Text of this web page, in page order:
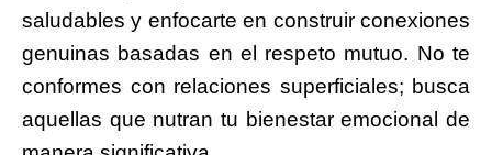
saludables y enfocarte en construir conexiones
genuinas basadas en el respeto mutuo. No te
conformes con relaciones superficiales; busca
aquellas que nutran tu bienestar emocional de